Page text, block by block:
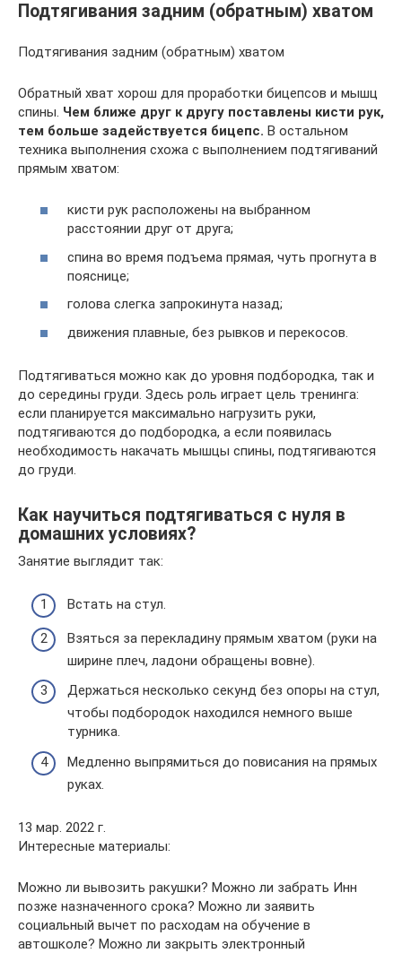
Подтягивания задним (обратным) хватом
Подтягивания задним (обратным) хватом
Обратный хват хорош для проработки бицепсов и мышц
спины. Чем ближе друг к другу поставлены кисти рук,
тем больше задействуется бицепс. В остальном
техника выполнения схожа с выполнением подтягиваний
прямым хватом:
кисти рук расположены на выбранном
расстоянии друг от друга;
спина во время подъема прямая, чуть прогнута в
пояснице;
голова слегка запрокинута назад;
движения плавные, без рывков и перекосов.
Подтягиваться можно как до уровня подбородка, так и
до середины груди. Здесь роль играет цель тренинга:
если планируется максимально нагрузить руки,
подтягиваются до подбородка, а если появилась
необходимость накачать мышцы спины, подтягиваются
до груди.
Как научиться подтягиваться с нуля в
домашних условиях?
Занятие выглядит так:
Встать на стул.
Взяться за перекладину прямым хватом (руки на
ширине плеч, ладони обращены вовне).
Держаться несколько секунд без опоры на стул,
чтобы подбородок находился немного выше
турника.
Медленно выпрямиться до повисания на прямых
руках.
13 мар. 2022 г.
Интересные материалы:
Можно ли вывозить ракушки? Можно ли забрать Инн
позже назначенного срока? Можно ли заявить
социальный вычет по расходам на обучение в
автошколе? Можно ли закрыть электронный